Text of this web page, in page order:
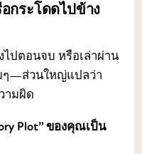
กระโดดไปข้าง
ปตอนจบ หรือเล่าผ่าน
ๆ—ส่วนใหญ่แปลว่า
มผิด
Plot” ของคุณเป็น